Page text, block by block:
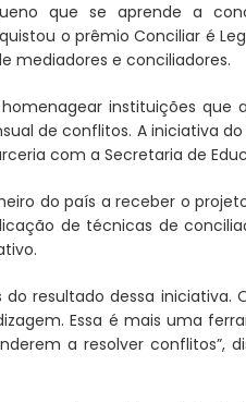
que se aprende a
o prêmio Conciliar é
mediadores e conciliadores.
instituições
de conflitos. A iniciativa do
com a Secretaria de
do país a receber o
de técnicas de
do resultado dessa
Essa é mais uma
a resolver conflitos”,